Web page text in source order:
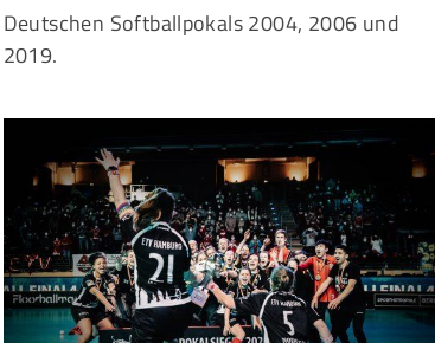
Deutschen Softballpokals 2004, 2006 und
2019.